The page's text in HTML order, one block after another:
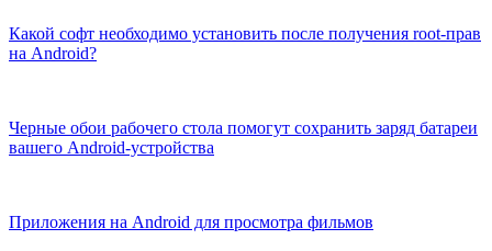
Какой софт необходимо установить после получения root-прав
на Android?
Черные обои рабочего стола помогут сохранить заряд батареи
вашего Android-устройства
Приложения на Android для просмотра фильмов